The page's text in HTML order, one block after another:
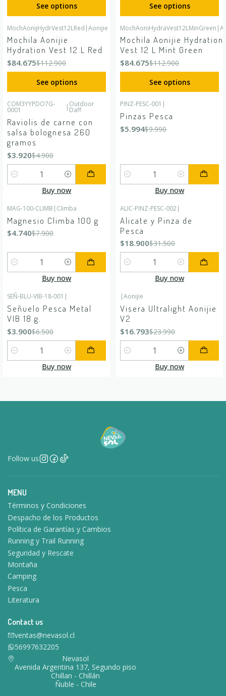
See options
See options
-25%OFF
MochAonijHydrVest12LRed |Aonijie
Mochila Aonijie
Hydration Vest 12 L Red
$84.675$112.900
See options
-25%OFF
MochAoniHydraVest12LMinGreen |
Mochila Aonijie Hydration
Vest 12 L Mint Green
$84.675$112.900
See options
-20%
COM3YYPDO7G-
0001 | Outdoor
Daff
Raviolis de carne con
salsa bolognesa 260
gramos
$3.920$4.900
Quantity
Buy now
PINZ-PESC-001 |
Pinzas Pesca
$5.994$9.990
Quantity
Buy now
MAG-100-CLIMB | Climba
Magnesio Climba 100 g
$4.740$7.900
Quantity
Buy now
ALIC-PINZ-PESC-002|
Alicate y Pinza de
Pesca
$18.900$31.500
Quantity
Buy now
SEÑ-BLU-VIB-18-001 |
Señuelo Pesca Metal
VIB 18 g.
$3.900$6.500
Quantity
Buy now
-30%
|Aonijie
Visera Ultralight Aonijie
V2
$16.793$23.990
Quantity
Buy now
Follow us
MENU
Términos y Condiciones
Despacho de los Productos
Política de Garantías y Cambios
Running y Trail Running
Seguridad y Rescate
Montaña
Camping
Pesca
Literatura
Contact us
ventas@nevasol.cl
56997632205
Nevasol
Avenida Argentina 137, Segundo piso
Chillan - Chillán
Ñuble - Chile